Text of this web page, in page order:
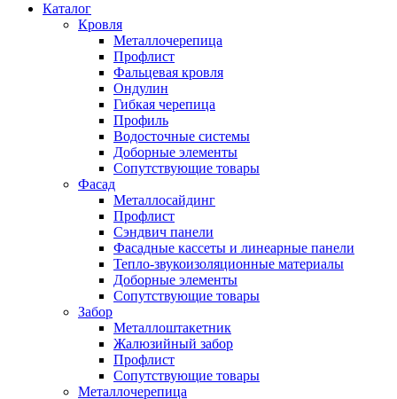
Каталог
Кровля
Металлочерепица
Профлист
Фальцевая кровля
Ондулин
Гибкая черепица
Профиль
Водосточные системы
Доборные элементы
Сопутствующие товары
Фасад
Металлосайдинг
Профлист
Сэндвич панели
Фасадные кассеты и линеарные панели
Тепло-звукоизоляционные материалы
Доборные элементы
Сопутствующие товары
Забор
Металлоштакетник
Жалюзийный забор
Профлист
Сопутствующие товары
Металлочерепица